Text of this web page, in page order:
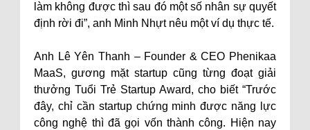
làm không được thì sau đó một số nhân sự quyết
định rời đi”, anh Minh Nhựt nêu một ví dụ thực tế.
Anh Lê Yên Thanh – Founder & CEO Phenikaa
MaaS, gương mặt startup cũng từng đoạt giải
thưởng Tuổi Trẻ Startup Award, cho biết “Trước
đây, chỉ cần startup chứng minh được năng lực
công nghệ thì đã gọi vốn thành công. Hiện nay